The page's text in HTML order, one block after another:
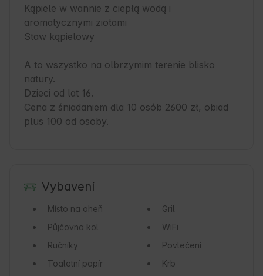
Kąpiele w wannie z ciepłą wodą i
aromatycznymi ziołami
Staw kąpielowy
A to wszystko na olbrzymim terenie blisko
natury.
Dzieci od lat 16.
Cena z śniadaniem dla 10 osób 2600 zł, obiad
plus 100 od osoby.
Vybavení
Místo na oheň
Gril
Půjčovna kol
WiFi
Ručníky
Povlečení
Toaletní papír
Krb